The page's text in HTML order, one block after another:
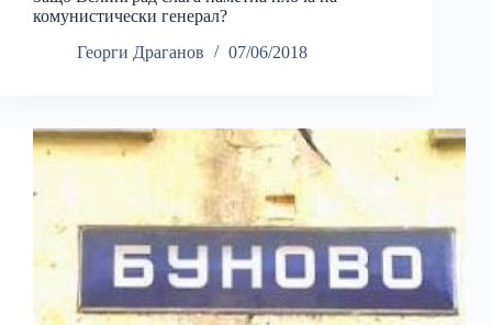
комунистически генерал?
Георги Драганов
07/06/2018